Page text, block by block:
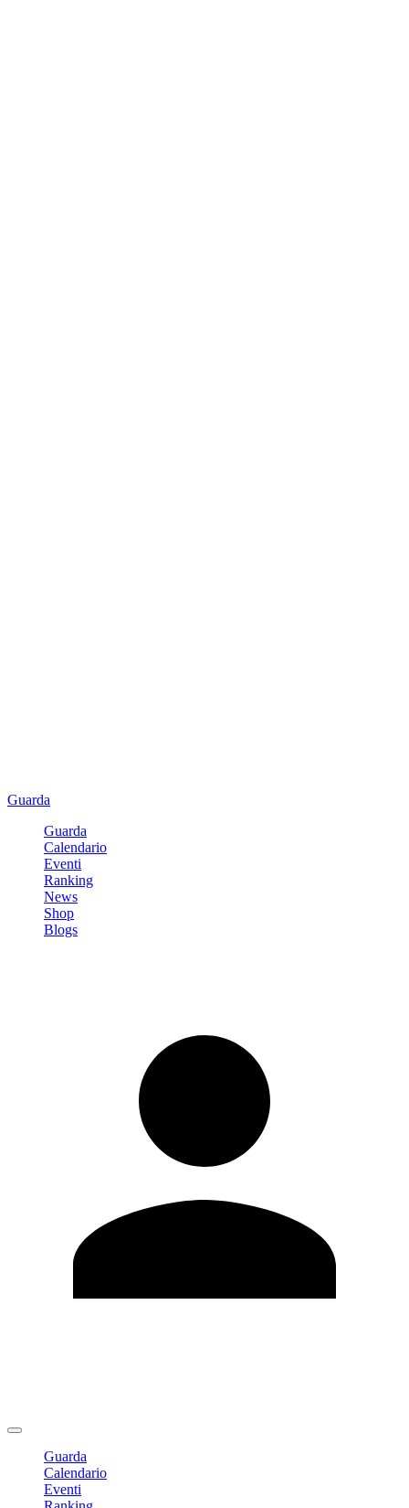
Guarda
Guarda
Calendario
Eventi
Ranking
News
Shop
Blogs
Guarda
Calendario
Eventi